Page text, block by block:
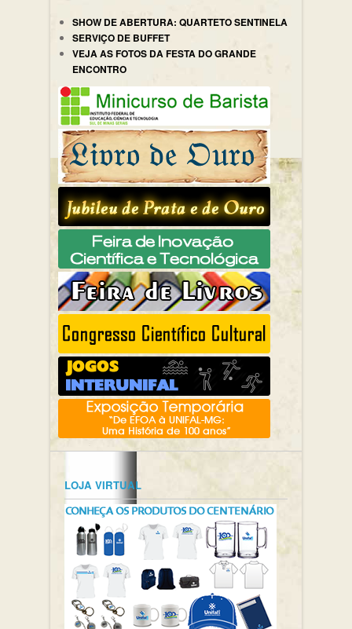
SHOW DE ABERTURA: QUARTETO SENTINELA
SERVIÇO DE BUFFET
VEJA AS FOTOS DA FESTA DO GRANDE
ENCONTRO
LOJA VIRTUAL